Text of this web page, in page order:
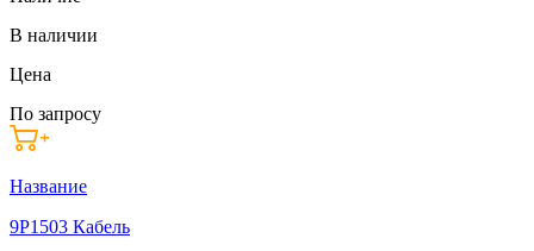
В наличии
Цена
По запросу
Название
9P1503 Кабель